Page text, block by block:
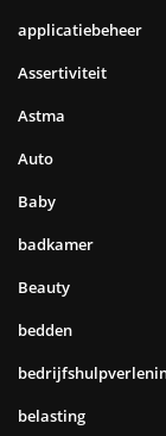
applicatiebeheer
Assertiviteit
Astma
Auto
Baby
badkamer
Beauty
bedden
belasting